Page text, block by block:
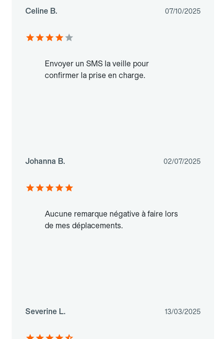
Celine B. 07/10/2025
Envoyer un SMS la veille pour
confirmer la prise en charge.
Johanna B. 02/07/2025
Aucune remarque négative à faire lors
de mes déplacements.
Severine L. 13/03/2025